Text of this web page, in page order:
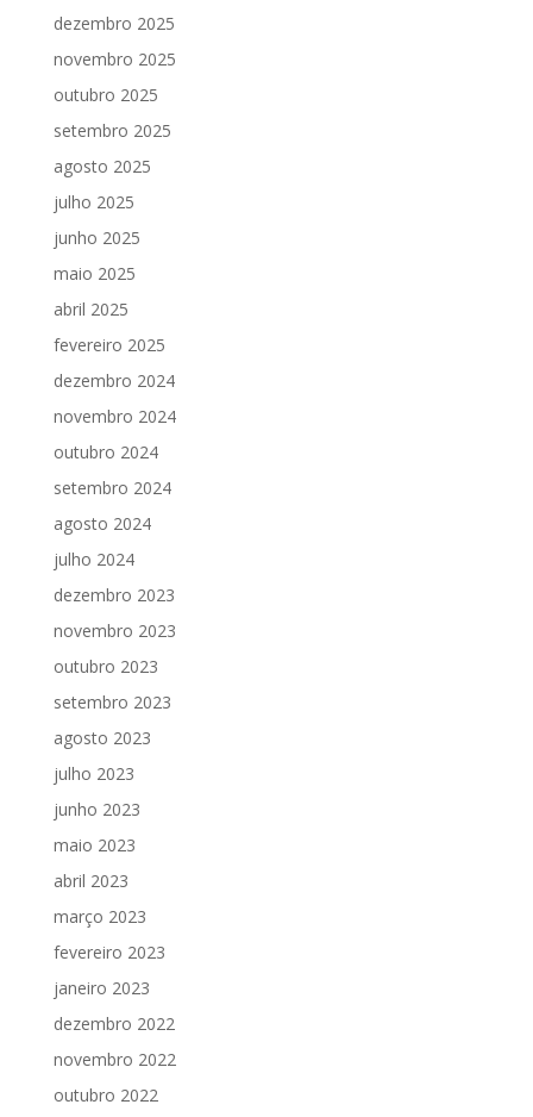
dezembro 2025
novembro 2025
outubro 2025
setembro 2025
agosto 2025
julho 2025
junho 2025
maio 2025
abril 2025
fevereiro 2025
dezembro 2024
novembro 2024
outubro 2024
setembro 2024
agosto 2024
julho 2024
dezembro 2023
novembro 2023
outubro 2023
setembro 2023
agosto 2023
julho 2023
junho 2023
maio 2023
abril 2023
março 2023
fevereiro 2023
janeiro 2023
dezembro 2022
novembro 2022
outubro 2022